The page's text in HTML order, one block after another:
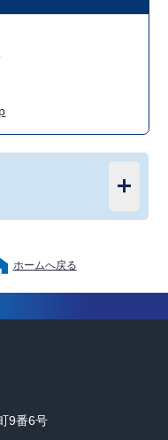
ホームへ戻る
9番6号